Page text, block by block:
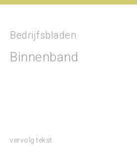
Bedrijfsbladen
Binnenband
vervolg tekst